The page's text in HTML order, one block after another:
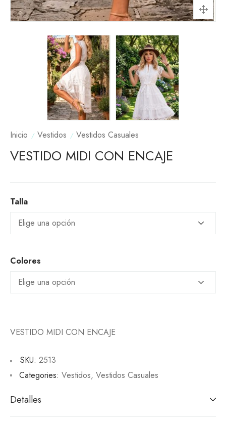
Inicio Vestidos Vestidos Casuales
VESTIDO MIDI CON ENCAJE
Talla
Colores
VESTIDO MIDI CON ENCAJE
SKU: 2513
Categories: Vestidos, Vestidos Casuales
Detalles